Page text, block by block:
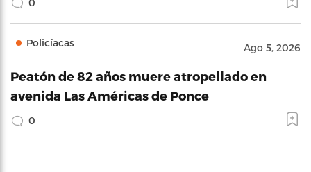
Policíacas Ago 5, 2026
Peatón de 82 años muere atropellado en
avenida Las Américas de Ponce
0